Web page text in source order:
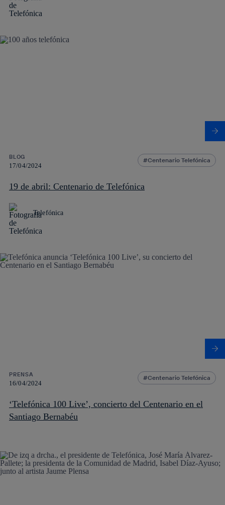
BLOG
17/04/2024
Centenario Telefónica
19 de abril: Centenario de Telefónica
Telefónica
PRENSA
16/04/2024
Centenario Telefónica
‘Telefónica 100 Live’, concierto del Centenario en el
Santiago Bernabéu